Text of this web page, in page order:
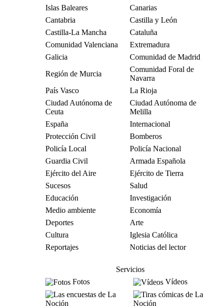
Islas Baleares
Canarias
Cantabria
Castilla y León
Castilla-La Mancha
Cataluña
Comunidad Valenciana
Extremadura
Galicia
Comunidad de Madrid
Región de Murcia
Comunidad Foral de
Navarra
País Vasco
La Rioja
Ciudad Autónoma de
Ceuta
Ciudad Autónoma de
Melilla
España
Internacional
Protección Civil
Bomberos
Policía Local
Policía Nacional
Guardia Civil
Armada Española
Ejército del Aire
Ejército de Tierra
Sucesos
Salud
Educación
Investigación
Medio ambiente
Economía
Deportes
Arte
Cultura
Iglesia Católica
Reportajes
Noticias del lector
Servicios
Fotos
Vídeos